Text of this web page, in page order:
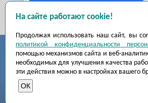
На сайте работают cookie!
Продолжая использовать наш сайт, вы
политикой конфиденциальности
помощью механизмов сайта и веб-
необходимых для улучшения качества
эти действия можно в настройках вашего
Правообладателем сайта и
- сайт